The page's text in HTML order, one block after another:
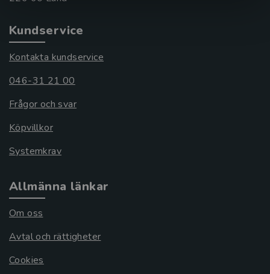
Kundservice
Kontakta kundservice
046-31 21 00
Frågor och svar
Köpvillkor
Systemkrav
Allmänna länkar
Om oss
Avtal och rättigheter
Cookies